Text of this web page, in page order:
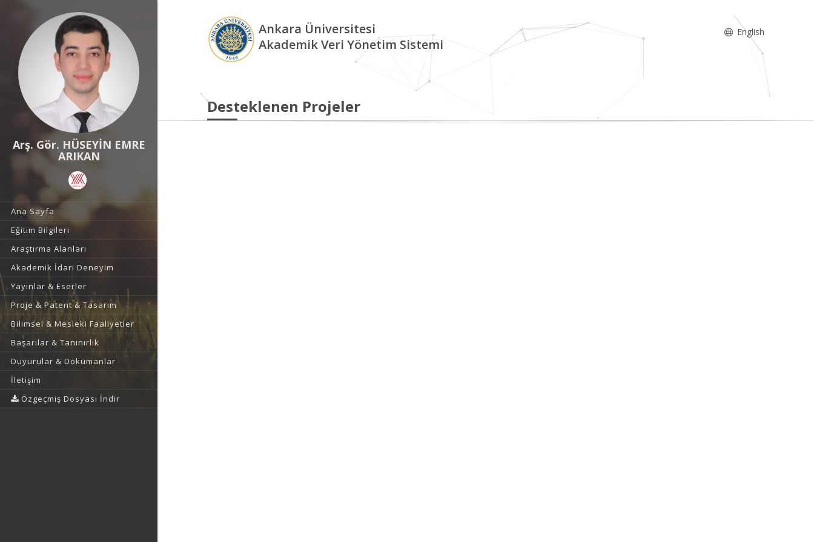
Arş. Gör. HÜSEYİN EMRE
ARIKAN
Ana Sayfa
Eğitim Bilgileri
Araştırma Alanları
Akademik İdari Deneyim
Yayınlar & Eserler
Proje & Patent & Tasarım
Bilimsel & Mesleki Faaliyetler
Başarılar & Tanınırlık
Duyurular & Dokümanlar
İletişim
Özgeçmiş Dosyası İndir
Ankara Üniversitesi
Akademik Veri Yönetim Sistemi
English
Desteklenen Projeler